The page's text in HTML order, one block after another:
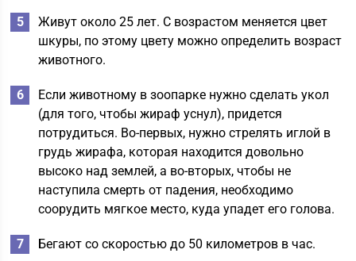
Живут около 25 лет. С возрастом меняется цвет
шкуры, по этому цвету можно определить возраст
животного.
Если животному в зоопарке нужно сделать укол
(для того, чтобы жираф уснул), придется
потрудиться. Во-первых, нужно стрелять иглой в
грудь жирафа, которая находится довольно
высоко над землей, а во-вторых, чтобы не
наступила смерть от падения, необходимо
соорудить мягкое место, куда упадет его голова.
Бегают со скоростью до 50 километров в час.